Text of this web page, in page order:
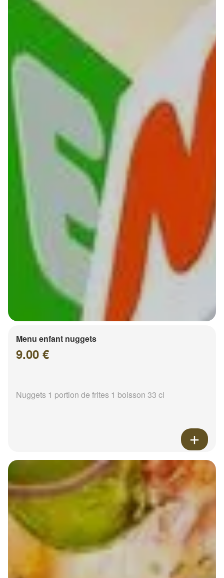
Menu enfant nuggets
9.00 €
Nuggets 1 portion de frites 1 boisson 33 cl